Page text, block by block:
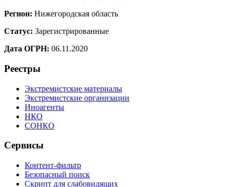
Регион: Нижегородская область
Статус: Зарегистрированные
Дата ОГРН: 06.11.2020
Реестры
Экстремистские материалы
Экстремистские организации
Иноагенты
НКО
СОНКО
Сервисы
Контент-фильтр
Безопасный поиск
Скрипт для слабовидящих